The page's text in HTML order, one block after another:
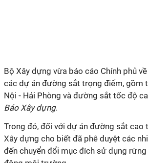
Bộ Xây dựng vừa báo cáo Chính phủ
các dự án đường sắt trọng điểm, gồm
Nội - Hải Phòng và đường sắt tốc độ
Báo Xây dựng.
Trong đó, đối với dự án đường sắt cao
Xây dựng cho biết đã phê duyệt các
đến chuyển đổi mục đích sử dụng